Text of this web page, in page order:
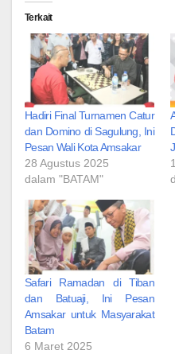
Terkait
Hadiri Final Turnamen Catur
dan Domino di Sagulung, Ini
Pesan Wali Kota Amsakar
28 Agustus 2025
dalam "BATAM"
Safari Ramadan di Tiban
dan Batuaji, Ini Pesan
Amsakar untuk Masyarakat
Batam
6 Maret 2025